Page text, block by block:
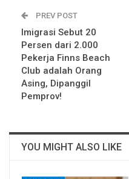
PREV POST
Imigrasi Sebut 20
Persen dari 2.000
Pekerja Finns Beach
Club adalah Orang
Asing, Dipanggil
Pemprov!
YOU MIGHT ALSO LIKE